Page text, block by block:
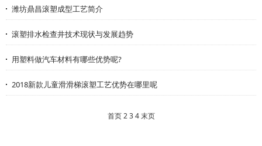
潍坊鼎昌滚塑成型工艺简介
滚塑排水检查井技术现状与发展趋势
用塑料做汽车材料有哪些优势呢?
2018新款儿童滑滑梯滚塑工艺优势在哪里呢
首页 2 3 4 末页